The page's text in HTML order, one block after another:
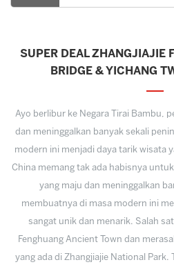
SUPER DEAL ZHANGJIAJIE
BRIDGE & YICHANG
Ayo berlibur ke Negara Tirai Bambu,
dan meninggalkan banyak sekali
modern ini menjadi daya tarik wisata
China memang tak ada habisnya
yang maju dan meninggalkan
membuatnya di masa modern ini
sangat unik dan menarik. Salah
Fenghuang Ancient Town dan
yang ada di Zhangjiajie National Park.